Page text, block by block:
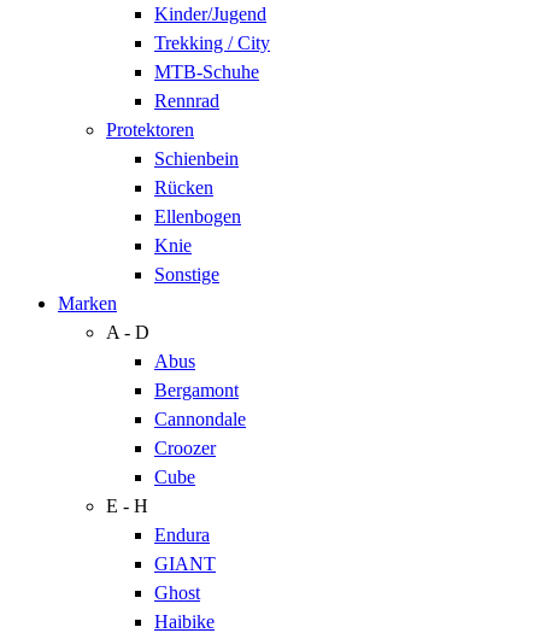
Kinder/Jugend
Trekking / City
MTB-Schuhe
Rennrad
Protektoren
Schienbein
Rücken
Ellenbogen
Knie
Sonstige
Marken
A - D
Abus
Bergamont
Cannondale
Croozer
Cube
E - H
Endura
GIANT
Ghost
Haibike